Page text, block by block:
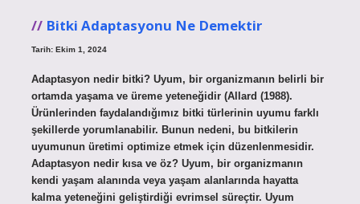
Bitki Adaptasyonu Ne Demektir
Tarih: Ekim 1, 2024
Adaptasyon nedir bitki? Uyum, bir organizmanın belirli bir
ortamda yaşama ve üreme yeteneğidir (Allard (1988).
Ürünlerinden faydalandığımız bitki türlerinin uyumu farklı
şekillerde yorumlanabilir. Bunun nedeni, bu bitkilerin
uyumunun üretimi optimize etmek için düzenlenmesidir.
Adaptasyon nedir kısa ve öz? Uyum, bir organizmanın
kendi yaşam alanında veya yaşam alanlarında hayatta
kalma yeteneğini geliştirdiği evrimsel süreçtir. Uyum